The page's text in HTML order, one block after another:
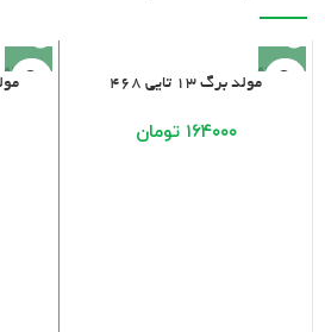
فروخته
مولد برگ 13 تایی 468
۱۶۴۰۰۰ تومان
فروخته
شده